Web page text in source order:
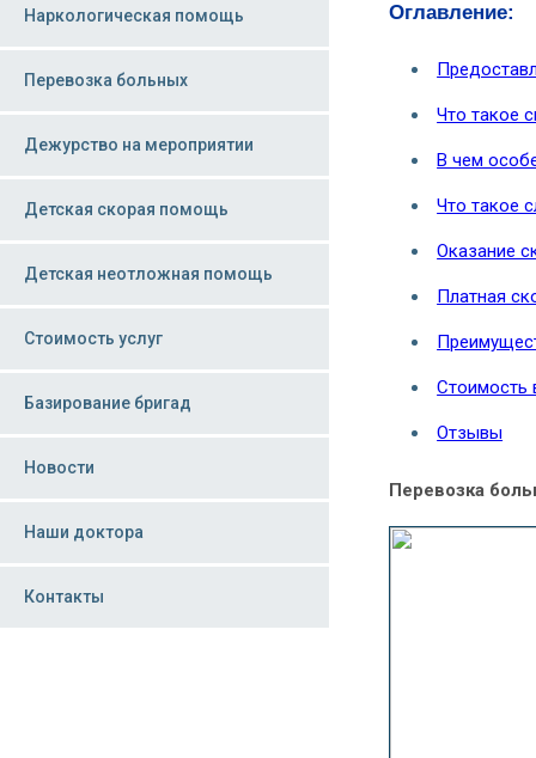
Наркологическая помощь
Перевозка больных
Дежурство на мероприятии
Детская скорая помощь
Детская неотложная помощь
Стоимость услуг
Базирование бригад
Новости
Наши доктора
Контакты
Оглавление:
Что такое
В чем
Что такое
Оказание
Платная
Стоимость
Отзывы
Перевозка